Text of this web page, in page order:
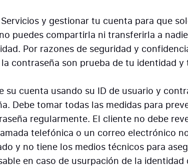
y gestionar tu cuenta para que
puedes compartirla ni transferirla a
Por razones de seguridad y
contraseña son prueba de tu identidad
cuenta usando su ID de usuario y
Debe tomar todas las medidas para
regularmente. El cliente no debe
telefónica o un correo electrónico
y no tiene los medios técnicos para
en caso de usurpación de la